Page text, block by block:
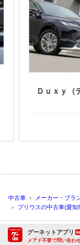
グーネットアプリ
メアド不要で問い合わ
トヨタモビリティ東名古屋株式会社 キリンダム三好中央店
中古車 メーカー・ブラ
プリウスの中古車(愛知
車買取・車査定